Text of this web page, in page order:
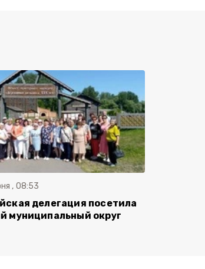
, 08:53
делегация посетила
муниципальный округ